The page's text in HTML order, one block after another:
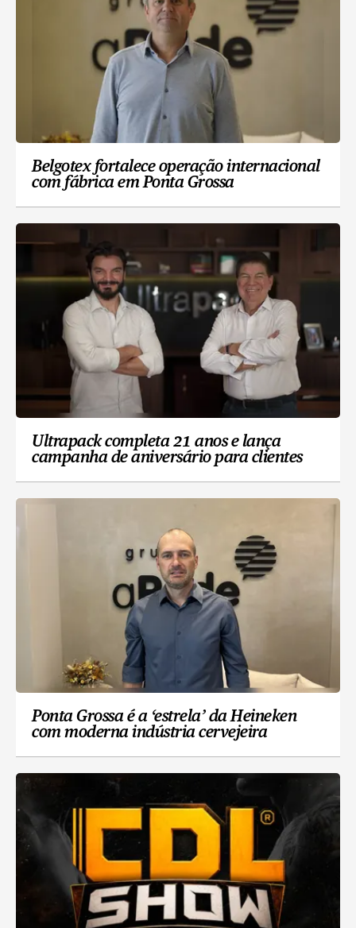
Belgotex fortalece operação internacional
com fábrica em Ponta Grossa
Ultrapack completa 21 anos e lança
campanha de aniversário para clientes
Ponta Grossa é a ‘estrela’ da Heineken
com moderna indústria cervejeira